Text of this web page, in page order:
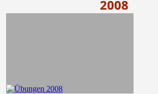
2008